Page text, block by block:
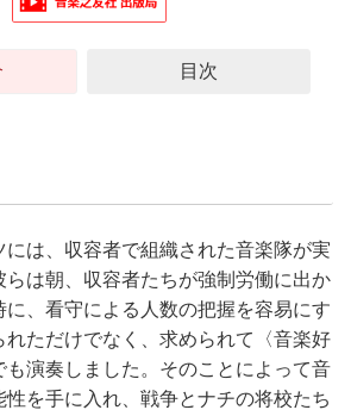
目次
は、収容者で組織された音楽隊が実
らは朝、収容者たちが強制労働に出か
に、看守による人数の把握を容易にす
れただけでなく、求められて〈音楽好
も演奏しました。そのことによって音
を手に入れ、戦争とナチの将校たち